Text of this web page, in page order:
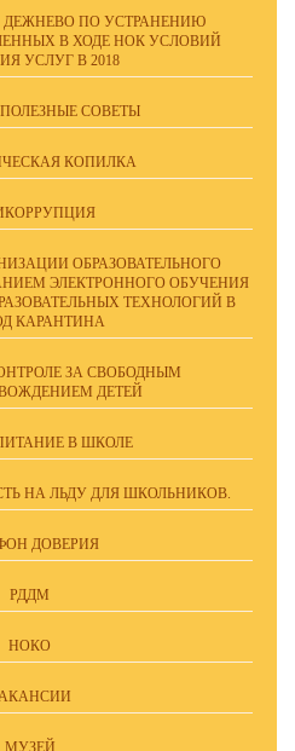
ПО УСТРАНЕНИЮ
В ХОДЕ НОК УСЛОВИЙ
УСЛУГ В 2018
СОВЕТЫ
КОПИЛКА
ОБРАЗОВАТЕЛЬНОГО
ЭЛЕКТРОННОГО ОБУЧЕНИЯ
ТЕХНОЛОГИЙ В
КАРАНТИНА
ЗА СВОБОДНЫМ
ДЕТЕЙ
В ШКОЛЕ
НА ЛЬДУ ДЛЯ ШКОЛЬНИКОВ.
ДОВЕРИЯ
РДДМ
НОКО
МУЗЕЙ